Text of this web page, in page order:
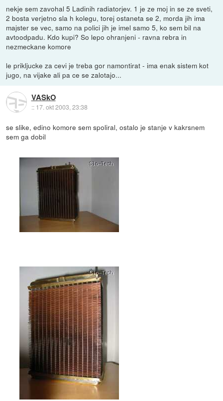
nekje sem zavohal 5 Ladinih radiatorjev. 1 je ze moj in se ze sveti,
2 bosta verjetno sla h kolegu, torej ostaneta se 2, morda jih ima
majster se vec, samo na polici jih je imel samo 5, ko sem bil na
avtoodpadu. Kdo kupi? So lepo ohranjeni - ravna rebra in
nezmeckane komore
le prikljucke za cevi je treba gor namontirat - ima enak sistem kot
jugo, na vijake ali pa ce se zalotajo...
VASkO
:: 17. okt 2003, 23:38
se slike, edino komore sem spoliral, ostalo je stanje v kakrsnem
sem ga dobil